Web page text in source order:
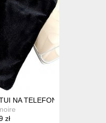
NA TELEFON CASE
zł